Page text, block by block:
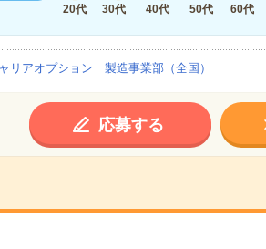
20代
30代 40代 50代 60代
リアオプション 製造事業部（全国）
応募する